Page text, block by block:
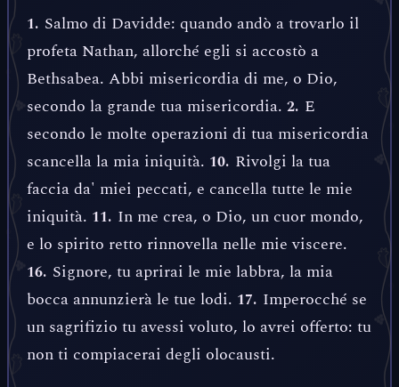
1. Salmo di Davidde: quando andò a trovarlo il
profeta Nathan, allorché egli si accostò a
Bethsabea. Abbi misericordia di me, o Dio,
secondo la grande tua misericordia. 2. E
secondo le molte operazioni di tua misericordia
scancella la mia iniquità. 10. Rivolgi la tua
faccia da' miei peccati, e cancella tutte le mie
iniquità. 11. In me crea, o Dio, un cuor mondo,
e lo spirito retto rinnovella nelle mie viscere.
16. Signore, tu aprirai le mie labbra, la mia
bocca annunzierà le tue lodi. 17. Imperocché se
un sagrifizio tu avessi voluto, lo avrei offerto: tu
non ti compiacerai degli olocausti.